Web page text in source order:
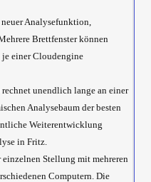
Analysefunktion,
Brettfenster können
einer Cloudengine
unendlich lange an einer
Analysebaum der besten
Weiterentwicklung
in Fritz.
Stellung mit mehreren
Computern. Die